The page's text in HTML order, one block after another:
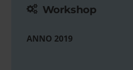
Workshop
ANNO 2019